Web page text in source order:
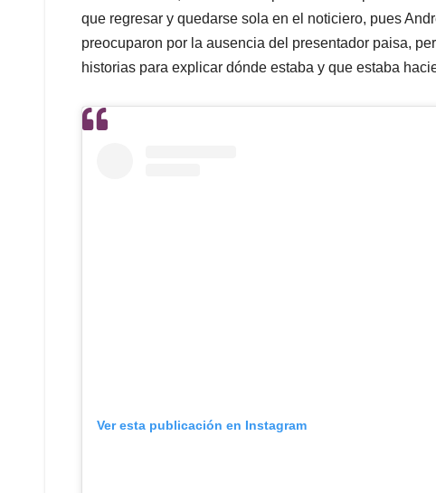
que regresar y quedarse sola en el noticiero, pues
preocuparon por la ausencia del presentador paisa,
historias para explicar dónde estaba y que estaba
Ver esta publicación en Instagram